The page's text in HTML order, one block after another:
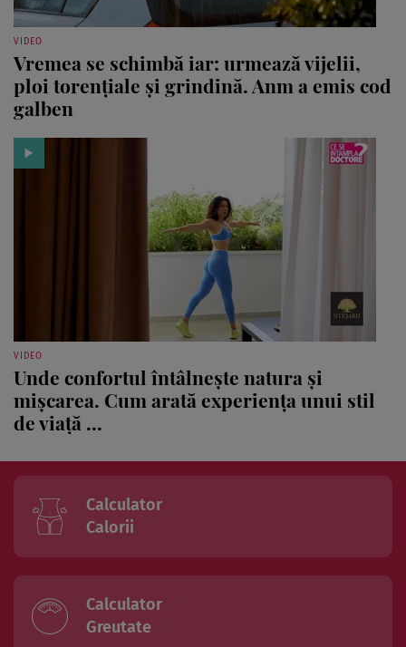
VIDEO
Vremea se schimbă iar: urmează vijelii,
ploi torențiale și grindină. Anm a emis cod
galben
VIDEO
Unde confortul întâlnește natura și
mișcarea. Cum arată experiența unui stil
de viață ...
Calculator
Calorii
Calculator
Greutate